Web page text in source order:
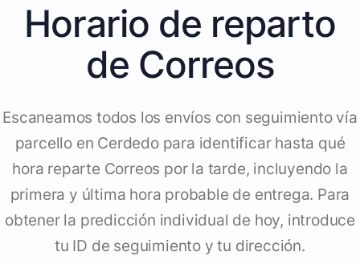
Horario de reparto
de Correos
Escaneamos todos los envíos con seguimiento vía
parcello en Cerdedo para identificar hasta qué
hora reparte Correos por la tarde, incluyendo la
primera y última hora probable de entrega. Para
obtener la predicción individual de hoy, introduce
tu ID de seguimiento y tu dirección.